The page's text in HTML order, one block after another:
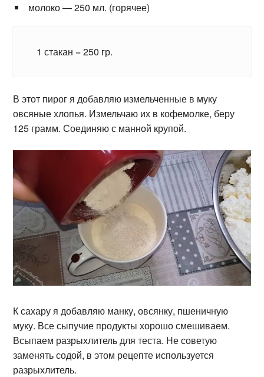
молоко — 250 мл. (горячее)
1 стакан = 250 гр.
В этот пирог я добавляю измельченные в муку
овсяные хлопья. Измельчаю их в кофемолке, беру
125 грамм. Соединяю с манной крупой.
К сахару я добавляю манку, овсянку, пшеничную
муку. Все сыпучие продукты хорошо смешиваем.
Всыпаем разрыхлитель для теста. Не советую
заменять содой, в этом рецепте используется
разрыхлитель.